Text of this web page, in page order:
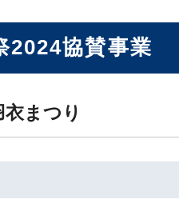
2024協賛事業
まつり